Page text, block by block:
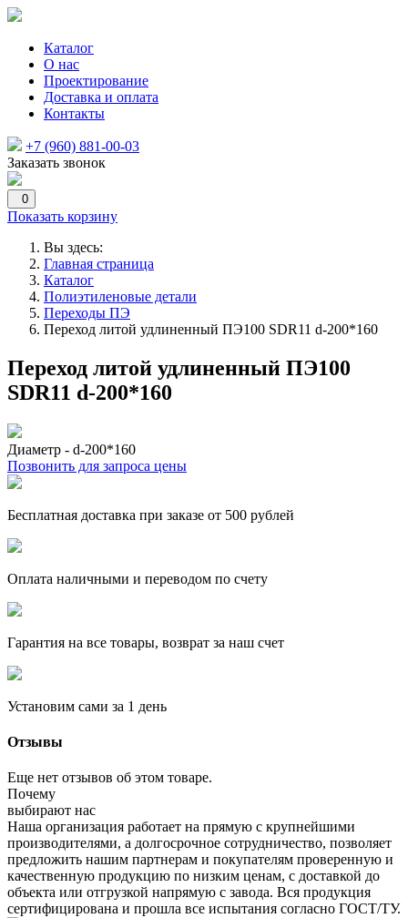
Каталог
О нас
Проектирование
Доставка и оплата
Контакты
+7 (960) 881-00-03
Заказать звонок
0
Показать корзину
Вы здесь:
Главная страница
Каталог
Полиэтиленовые детали
Переходы ПЭ
Переход литой удлиненный ПЭ100 SDR11 d-200*160
Переход литой удлиненный ПЭ100
SDR11 d-200*160
Диаметр - d-200*160
Позвонить для запроса цены
Бесплатная доставка при заказе от 500 рублей
Оплата наличными и переводом по счету
Гарантия на все товары, возврат за наш счет
Установим сами за 1 день
Отзывы
Еще нет отзывов об этом товаре.
Почему
выбирают нас
Наша организация работает на прямую с крупнейшими
производителями, а долгосрочное сотрудничество, позволяет
предложить нашим партнерам и покупателям проверенную и
качественную продукцию по низким ценам, с доставкой до
объекта или отгрузкой напрямую с завода. Вся продукция
сертифицирована и прошла все испытания согласно ГОСТ/ТУ.